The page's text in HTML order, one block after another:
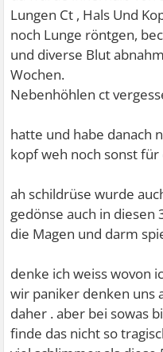
Lungen Ct , Hals Und
noch Lunge röntgen,
und diverse Blut
Wochen.
Nebenhöhlen ct
hatte und habe danach
kopf weh noch sonst für
ah schildrüse wurde
gedönse auch in diesen
die Magen und darm
denke ich weiss wovon
wir paniker denken uns
daher . aber bei sowas
finde das nicht so